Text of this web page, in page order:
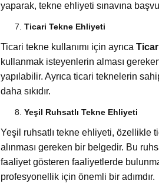
yaparak, tekne ehliyeti sınavına
Ticari Tekne Ehliyeti
Ticari tekne kullanımı için ayrıca
kullanmak isteyenlerin alması
yapılabilir. Ayrıca ticari teknelerin
daha sıkıdır.
Yeşil Ruhsatlı Tekne Ehliyeti
Yeşil ruhsatlı tekne ehliyeti, özellikle
alınması gereken bir belgedir. Bu
faaliyet gösteren faaliyetlerde
profesyonellik için önemli bir adımdır.